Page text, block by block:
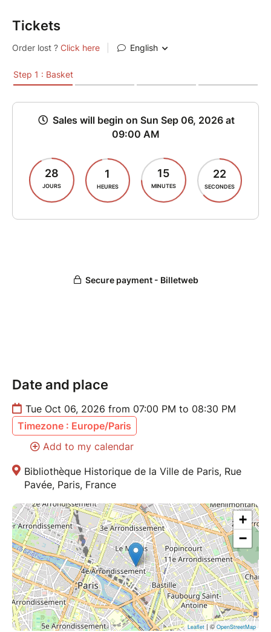
Tickets
Date and place
Tue Oct 06, 2026 from 07:00 PM to 08:30 PM
Timezone : Europe/Paris
Add to my calendar
Bibliothèque Historique de la Ville de Paris, Rue
Pavée, Paris, France
+
−
Leaflet| ©OpenStreetMap